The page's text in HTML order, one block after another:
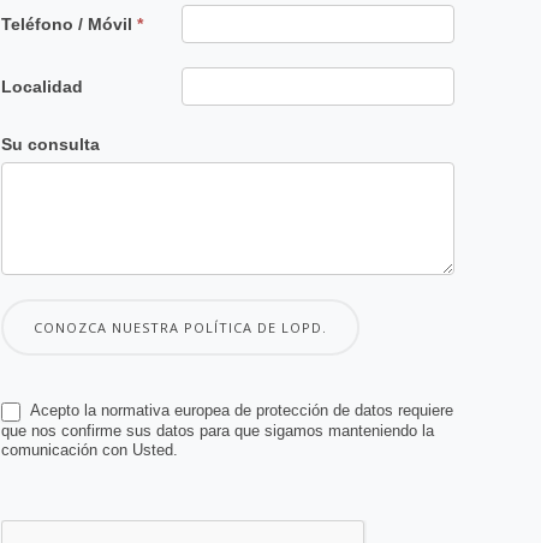
Teléfono / Móvil*
Localidad
Su consulta
CONOZCA NUESTRA POLÍTICA DE LOPD.
Acepto la normativa europea de protección de datos requiere
que nos confirme sus datos para que sigamos manteniendo la
comunicación con Usted.